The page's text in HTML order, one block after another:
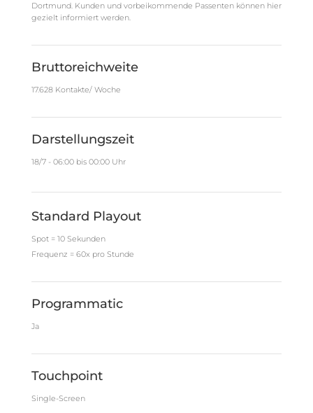
Dortmund. Kunden und vorbeikommende Passenten können hier
gezielt informiert werden.
Bruttoreichweite
17.628 Kontakte/ Woche
Darstellungszeit
18/7 - 06:00 bis 00:00 Uhr
Standard Playout
Spot = 10 Sekunden
Frequenz = 60x pro Stunde
Programmatic
Ja
Touchpoint
Single-Screen